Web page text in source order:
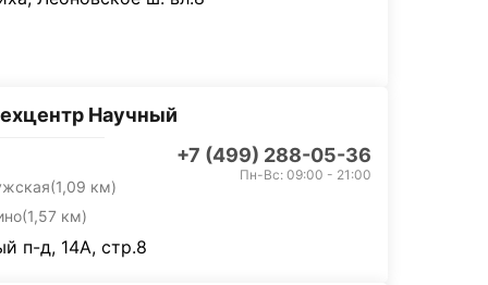
Научный
+7 (499) 288-05-36
(1,09 км)
(1,57 км)
Пн-Вс: 09:00 - 21:00
п-д, 14А, стр.8